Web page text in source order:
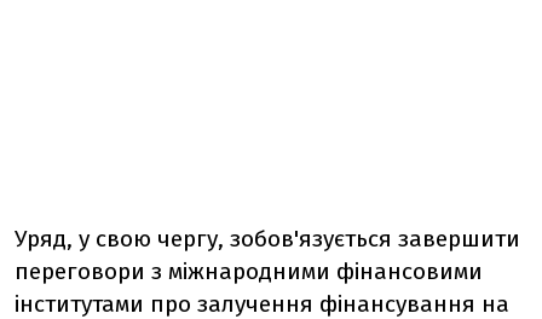
Уряд, у свою чергу, зобов'язується завершити
переговори з міжнародними фінансовими
інститутами про залучення фінансування на